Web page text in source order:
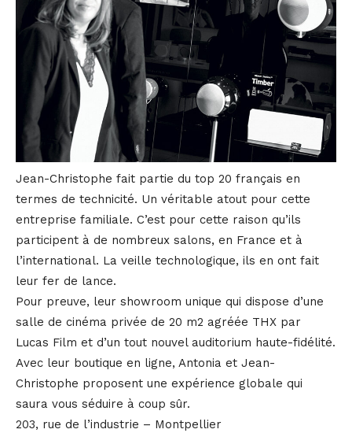
Jean-Christophe fait partie du top 20 français en
termes de technicité. Un véritable atout pour cette
entreprise familiale. C’est pour cette raison qu’ils
participent à de nombreux salons, en France et à
l’international. La veille technologique, ils en ont fait
leur fer de lance.
Pour preuve, leur showroom unique qui dispose d’une
salle de cinéma privée de 20 m2 agréée THX par
Lucas Film et d’un tout nouvel auditorium haute-fidélité.
Avec leur boutique en ligne, Antonia et Jean-
Christophe proposent une expérience globale qui
saura vous séduire à coup sûr.
203, rue de l’industrie – Montpellier